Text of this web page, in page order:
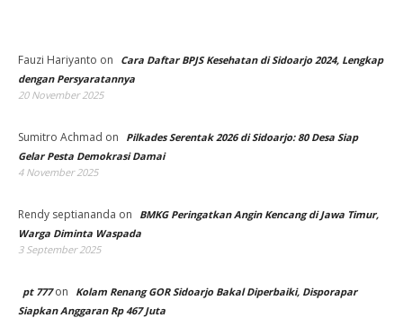
Fauzi Hariyanto on
Cara Daftar BPJS Kesehatan di Sidoarjo 2024, Lengkap
dengan Persyaratannya
20 November 2025
Sumitro Achmad on
Pilkades Serentak 2026 di Sidoarjo: 80 Desa Siap
Gelar Pesta Demokrasi Damai
4 November 2025
Rendy septiananda on
BMKG Peringatkan Angin Kencang di Jawa Timur,
Warga Diminta Waspada
3 September 2025
pt 777on
Kolam Renang GOR Sidoarjo Bakal Diperbaiki, Disporapar
Siapkan Anggaran Rp 467 Juta